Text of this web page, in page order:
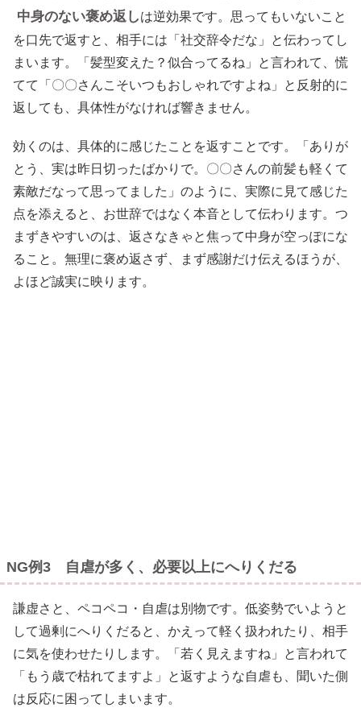
中身のない褒め返しは逆効果です。思ってもいないこと
を口先で返すと、相手には「社交辞令だな」と伝わってし
まいます。「髪型変えた？似合ってるね」と言われて、慌
てて「〇〇さんこそいつもおしゃれですよね」と反射的に
返しても、具体性がなければ響きません。
効くのは、具体的に感じたことを返すことです。「ありが
とう、実は昨日切ったばかりで。〇〇さんの前髪も軽くて
素敵だなって思ってました」のように、実際に見て感じた
点を添えると、お世辞ではなく本音として伝わります。つ
まずきやすいのは、返さなきゃと焦って中身が空っぽにな
ること。無理に褒め返さず、まず感謝だけ伝えるほうが、
よほど誠実に映ります。
NG例3 自虐が多く、必要以上にへりくだる
謙虚さと、ペコペコ・自虐は別物です。低姿勢でいようと
して過剰にへりくだると、かえって軽く扱われたり、相手
に気を使わせたりします。「若く見えますね」と言われて
「もう歳で枯れてますよ」と返すような自虐も、聞いた側
は反応に困ってしまいます。